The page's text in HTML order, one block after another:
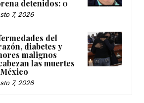
detenidos: 0
7, 2026
del
diabetes y
malignos
las muertes
7, 2026